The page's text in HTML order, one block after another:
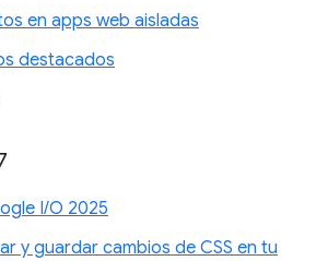
en apps web aisladas
destacados
I/O 2025
y guardar cambios de CSS en tu